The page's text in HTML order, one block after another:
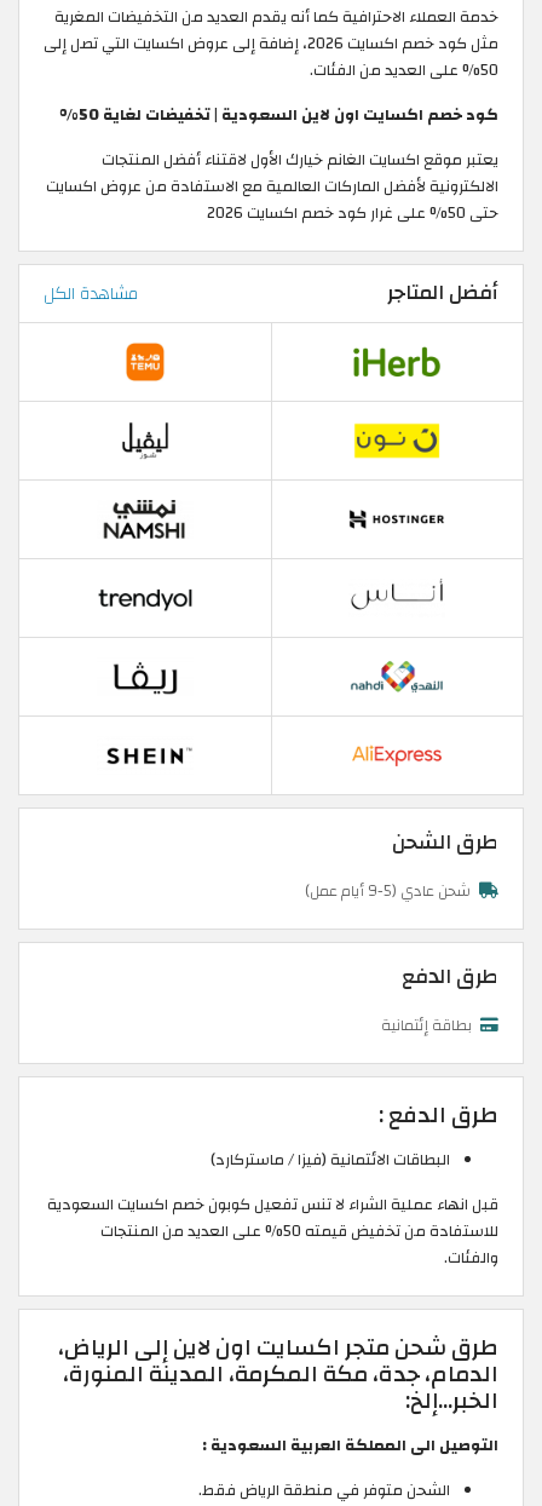
خدمة العملاء الاحترافية كما أنه يقدم العديد من التخفيضات المغرية
مثل كود خصم اكسايت 2026، إضافة إلى عروض اكسايت التي تصل إلى
50% على العديد من الفئات.
كود خصم اكسايت اون لاين السعودية | تخفيضات لغاية 50%
يعتبر موقع اكسايت الغانم خيارك الأول لاقتناء أفضل المنتجات
الالكترونية لأفضل الماركات العالمية مع الاستفادة من عروض اكسايت
حتى 50% على غرار كود خصم اكسايت 2026
أفضل المتاجر مشاهدة الكل
طرق الشحن
شحن عادي (5-9 أيام عمل)
طرق الدفع
بطاقة إئتمانية
طرق الدفع :
البطاقات الائتمانية (فيزا / ماستركارد)
قبل انهاء عملية الشراء لا تنس تفعيل كوبون خصم اكسايت السعودية
للاستفادة من تخفيض قيمته 50% على العديد من المنتجات
والفئات.
طرق شحن متجر اكسايت اون لاين إلى الرياض،
الدمام، جدة، مكة المكرمة، المدينة المنورة،
الخبر…إلخ:
التوصيل الى المملكة العربية السعودية :
الشحن متوفر في منطقة الرياض فقط.